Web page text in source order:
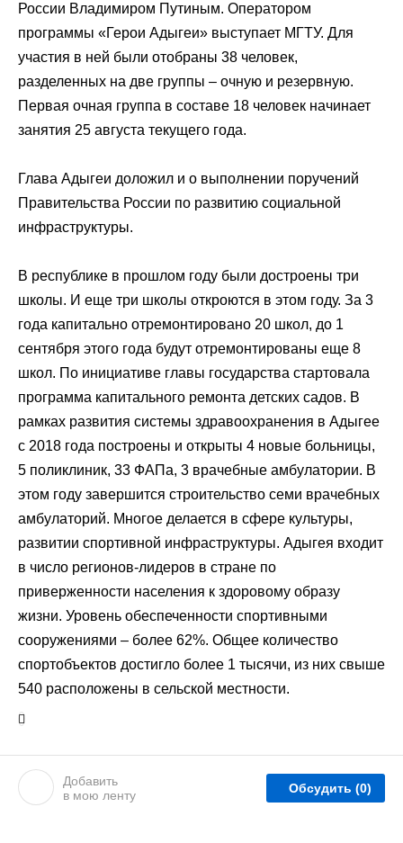
России Владимиром Путиным. Оператором
программы «Герои Адыгеи» выступает МГТУ. Для
участия в ней были отобраны 38 человек,
разделенных на две группы – очную и резервную.
Первая очная группа в составе 18 человек начинает
занятия 25 августа текущего года.
Глава Адыгеи доложил и о выполнении поручений
Правительства России по развитию социальной
инфраструктуры.
В республике в прошлом году были достроены три
школы. И еще три школы откроются в этом году. За 3
года капитально отремонтировано 20 школ, до 1
сентября этого года будут отремонтированы еще 8
школ. По инициативе главы государства стартовала
программа капитального ремонта детских садов. В
рамках развития системы здравоохранения в Адыгее
с 2018 года построены и открыты 4 новые больницы,
5 поликлиник, 33 ФАПа, 3 врачебные амбулатории. В
этом году завершится строительство семи врачебных
амбулаторий. Многое делается в сфере культуры,
развитии спортивной инфраструктуры. Адыгея входит
в число регионов-лидеров в стране по
приверженности населения к здоровому образу
жизни. Уровень обеспеченности спортивными
сооружениями – более 62%. Общее количество
спортобъектов достигло более 1 тысячи, из них свыше
540 расположены в сельской местности.
Добавить
в мою ленту
Обсудить (0)